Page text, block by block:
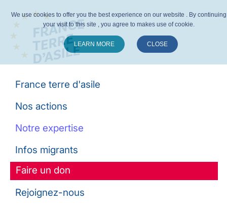
France terre d'asile
Nos actions
Notre expertise
Infos migrants
Faire un don
Rejoignez-nous
We use cookies to offer you the best experience on our website . By continuing
your visit to this site , you agree to makes use of cookie.
LEARN MORE CLOSE